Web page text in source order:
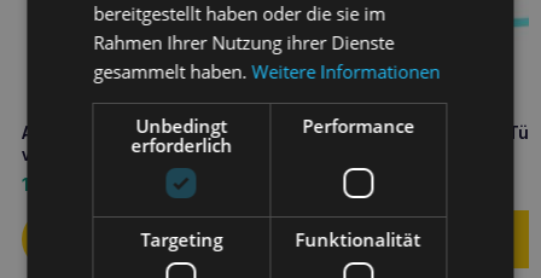
Amiplay Guard Samba S
verstellbarer Gurt Orange
10,50
Amiplay Leine Samba S
bereitgestellt haben oder die sie im
Rahmen Ihrer Nutzung ihrer Dienste
gesammelt haben.Weitere Informationen
Unbedingt
erforderlich
Performance
Targeting Funktionalität